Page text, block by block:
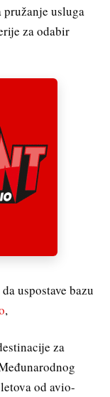
pružanje usluga
za odabir
uspostave bazu
,
za
od avio-